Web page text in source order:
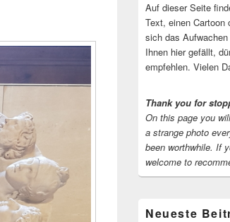
Auf dieser Seite
Text, einen
sich das
Ihnen hier gefällt,
empfehlen. Vielen
Thank you for
On this page you
a strange photo
been worthwhile. If
welcome to
Neueste